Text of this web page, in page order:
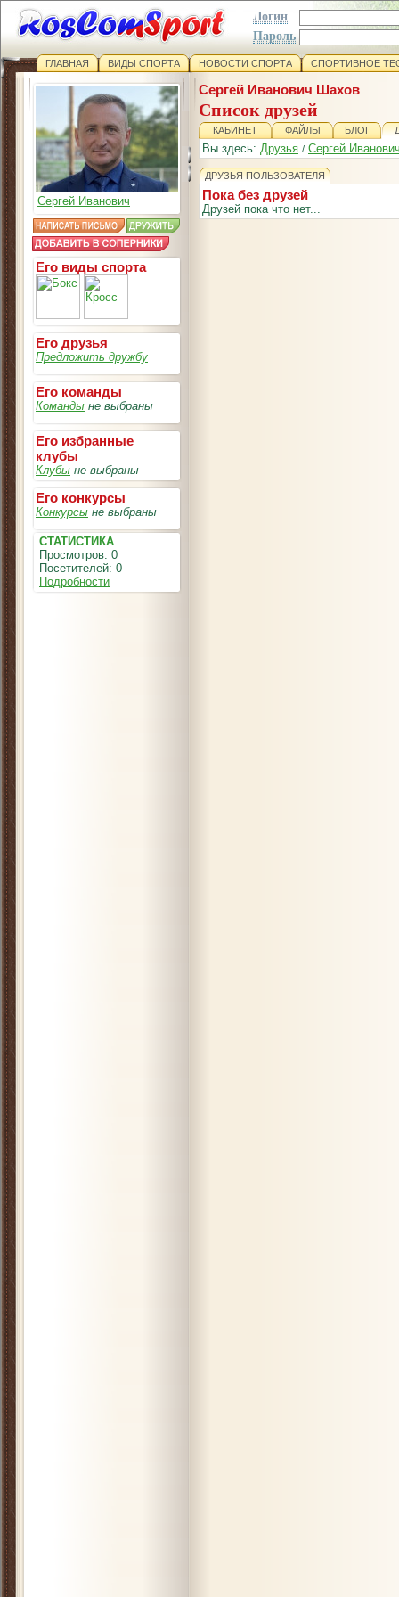
Логин
Пароль
ГЛАВНАЯ ВИДЫ СПОРТА НОВОСТИ СПОРТА СПОРТИВНОЕ
Сергей Иванович
Его виды спорта
Его друзья
Предложить дружбу
Его команды
Команды не выбраны
Его избранные
клубы
Клубы не выбраны
Его конкурсы
Конкурсы не выбраны
СТАТИСТИКА
Просмотров: 0
Посетителей: 0
Подробности
Сергей Иванович Шахов
Список друзей
КАБИНЕТ ФАЙЛЫ БЛОГ
Вы здесь: Друзья / Сергей
ДРУЗЬЯ ПОЛЬЗОВАТЕЛЯ
Пока без друзей
Друзей пока что нет...